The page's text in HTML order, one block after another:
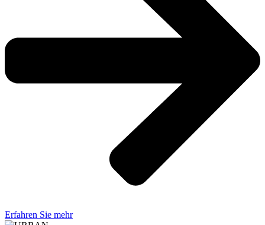
Erfahren Sie mehr